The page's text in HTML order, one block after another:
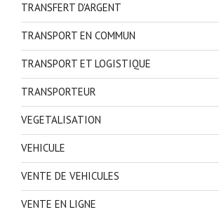
TRANSFERT D'ARGENT
TRANSPORT EN COMMUN
TRANSPORT ET LOGISTIQUE
TRANSPORTEUR
VEGETALISATION
VEHICULE
VENTE DE VEHICULES
VENTE EN LIGNE